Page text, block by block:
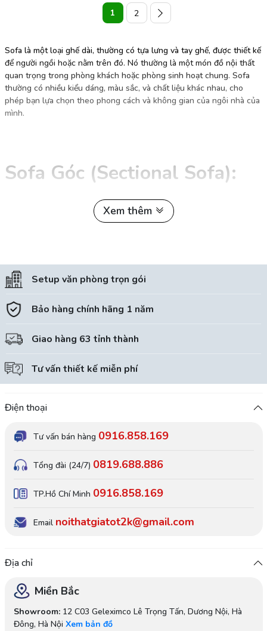
1 2
Sofa là một loại ghế dài, thường có tựa lưng và tay ghế, được thiết kế
để người ngồi hoặc nằm trên đó. Nó thường là một món đồ nội thất
quan trọng trong phòng khách hoặc phòng sinh hoạt chung. Sofa
thường có nhiều kiểu dáng, màu sắc, và chất liệu khác nhau, cho
phép bạn lựa chọn theo phong cách và không gian của ngôi nhà của
mình.
Sofa Góc (Sectional Sofa):
Đây là một mẫu sofa lớn với độ dài và chiều rộng đủ lớn để chứa
Xem thêm
Setup văn phòng trọn gói
Bảo hàng chính hãng 1 năm
Giao hàng 63 tỉnh thành
Tư vấn thiết kế miễn phí
Điện thoại
Tư vấn bán hàng 0916.858.169
Tổng đài (24/7) 0819.688.886
TP.Hồ Chí Minh 0916.858.169
Email noithatgiatot2k@gmail.com
Địa chỉ
Miền Bắc
Showroom:12 C03 Geleximco Lê Trọng Tấn, Dương Nội, Hà
Đông, Hà Nội Xem bản đồ